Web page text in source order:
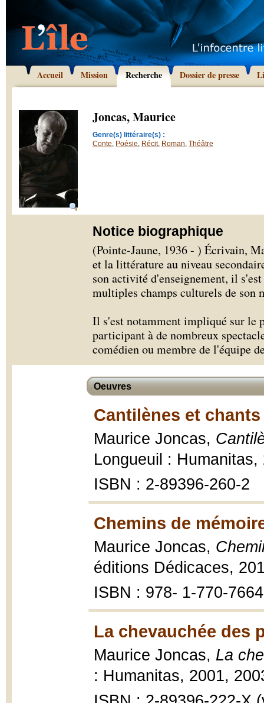
Accueil Mission Recherche Dossier de presse
Joncas, Maurice
Genre(s) littéraire(s) :
Conte, Poésie, Récit, Roman, Théâtre
Notice biographique
(Pointe-Jaune, 1936 - ) Écrivain,
et la littérature au niveau
son activité d'enseignement, il
multiples champs culturels de son
Il s'est notamment impliqué sur le
participant à de nombreux
comédien ou membre de l'équipe
Oeuvres
Cantilènes et chants
Maurice Joncas,
Longueuil :
ISBN : 2-89396-260-2
Chemins de
Maurice Joncas,
éditions Dédicaces,
ISBN : 978- 1-770-
La chevauchée des
Maurice Joncas, La
: Humanitas, 2001,